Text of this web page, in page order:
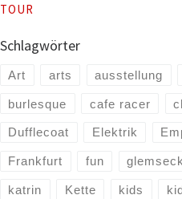
TOUR
Schlagwörter
Art arts ausstellung
burlesque cafe racer
Dufflecoat Elektrik
Frankfurt fun glemseck
katrin Kette kids